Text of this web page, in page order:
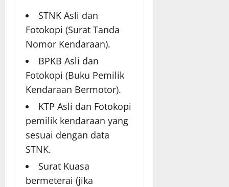
STNK Asli dan
Fotokopi (Surat Tanda
Nomor Kendaraan).
BPKB Asli dan
Fotokopi (Buku Pemilik
Kendaraan Bermotor).
KTP Asli dan Fotokopi
pemilik kendaraan yang
sesuai dengan data
STNK.
Surat Kuasa
bermeterai (jika